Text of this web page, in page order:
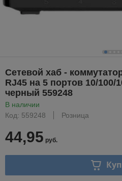
Сетевой хаб -
RJ45 на 5 портов 10/100/
черный 559248
В наличии
Код: 559248
Розница
44,95 руб.